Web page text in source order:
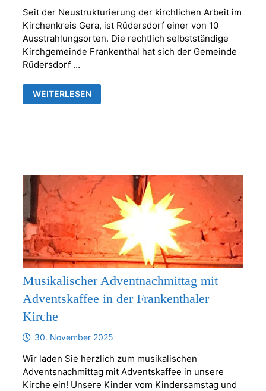
Seit der Neustrukturierung der kirchlichen Arbeit im
Kirchenkreis Gera, ist Rüdersdorf einer von 10
Ausstrahlungsorten. Die rechtlich selbstständige
Kirchgemeinde Frankenthal hat sich der Gemeinde
Rüdersdorf …
VERBINDLICHE
ZUSAMMENARBEIT
ZWISCHEN
KRAFTSDORF
AB
1.1.2026
WEITERLESEN
Musikalischer Adventnachmittag mit
Adventskaffee in der Frankenthaler
Kirche
30. November 2025
Wir laden Sie herzlich zum musikalischen
Adventsnachmittag mit Adventskaffee in unsere
Kirche ein! Unsere Kinder vom Kindersamstag und